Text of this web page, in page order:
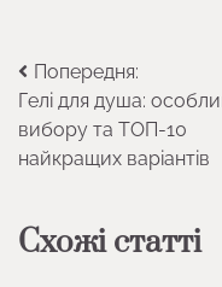
Навігація
записів
Попередня:
Гелі для душа:
вибору та ТОП-10
найкращих варіантів
Схожі статті